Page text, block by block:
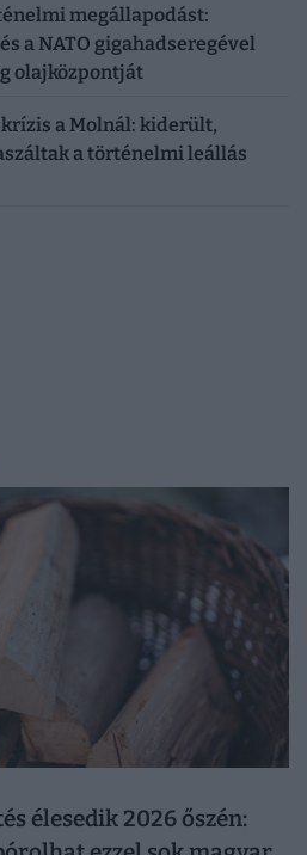
megállapodást:
a NATO gigahadseregével
olajközpontját
a Molnál: kiderült,
a történelmi leállás
élesedik 2026 őszén: